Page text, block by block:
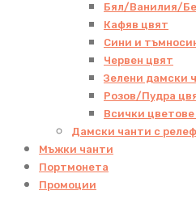
Бял/Ванилия/
Кафяв цвят
Сини и
Червен цвят
Зелени дамски
Розов/Пудра
Всички
Дамски чанти с релеф
Мъжки чанти
Портмонета
Промоции